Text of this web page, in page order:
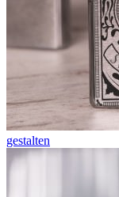
gestalten